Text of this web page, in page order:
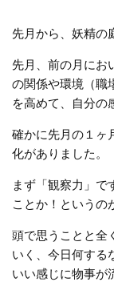
先月から、妖精の
先月、前の月にお
の関係や環境（職
を高めて、自分の
確かに先月の１ヶ
化がありました。
まず「観察力」で
ことか！というの
頭で思うことと全
いく、今日何する
いい感じに物事が